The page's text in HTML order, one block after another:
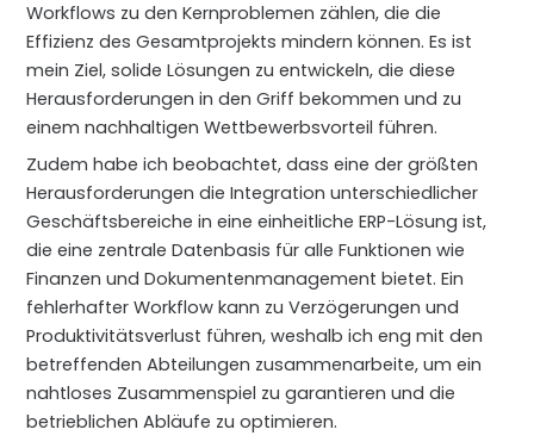
Workflows zu den Kernproblemen zählen, die die
Effizienz des Gesamtprojekts mindern können. Es ist
mein Ziel, solide Lösungen zu entwickeln, die diese
Herausforderungen in den Griff bekommen und zu
einem nachhaltigen Wettbewerbsvorteil führen.
Zudem habe ich beobachtet, dass eine der größten
Herausforderungen die Integration unterschiedlicher
Geschäftsbereiche in eine einheitliche ERP-Lösung ist,
die eine zentrale Datenbasis für alle Funktionen wie
Finanzen und Dokumentenmanagement bietet. Ein
fehlerhafter Workflow kann zu Verzögerungen und
Produktivitätsverlust führen, weshalb ich eng mit den
betreffenden Abteilungen zusammenarbeite, um ein
nahtloses Zusammenspiel zu garantieren und die
betrieblichen Abläufe zu optimieren.